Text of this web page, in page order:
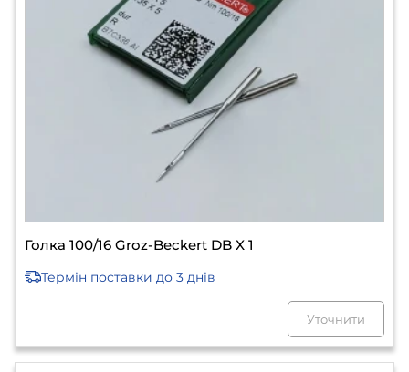
Голка 100/16 Groz-Beckert DB X 1
Термін поставки до 3 днів
Уточнити